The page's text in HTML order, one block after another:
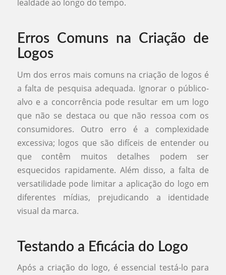
lealdade ao longo do tempo.
Erros Comuns na Criação de
Logos
Um dos erros mais comuns na criação de logos é
a falta de pesquisa adequada. Ignorar o público-
alvo e a concorrência pode resultar em um logo
que não se destaca ou que não ressoa com os
consumidores. Outro erro é a complexidade
excessiva; logos que são difíceis de entender ou
que contêm muitos detalhes podem ser
esquecidos rapidamente. Além disso, a falta de
versatilidade pode limitar a aplicação do logo em
diferentes mídias, prejudicando a identidade
visual da marca.
Testando a Eficácia do Logo
Após a criação do logo, é essencial testá-lo para